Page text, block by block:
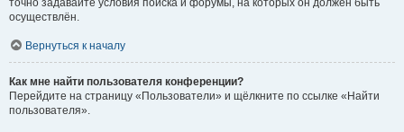
точно задавайте условия поиска и форумы, на которых он должен быть
осуществлён.
Вернуться к началу
Как мне найти пользователя конференции?
Перейдите на страницу «Пользователи» и щёлкните по ссылке «Найти
пользователя».